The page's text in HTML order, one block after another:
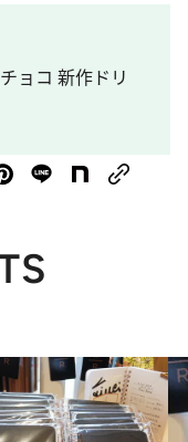
ョコ 新作ドリ